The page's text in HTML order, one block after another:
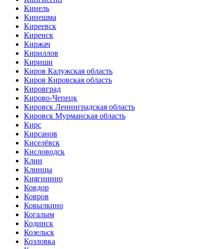
Кинель
Кинешма
Киреевск
Киренск
Киржач
Кириллов
Кириши
Киров Калужская область
Киров Кировская область
Кировград
Кирово-Чепецк
Кировск Ленинградская область
Кировск Мурманская область
Кирс
Кирсанов
Киселёвск
Кисловодск
Клин
Клинцы
Княгинино
Ковдор
Ковров
Ковылкино
Когалым
Кодинск
Козельск
Козловка